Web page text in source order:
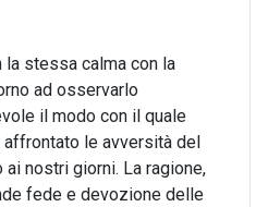
la stessa calma con la
ad osservarlo
il modo con il quale
le avversità del
nostri giorni. La ragione,
fede e devozione delle